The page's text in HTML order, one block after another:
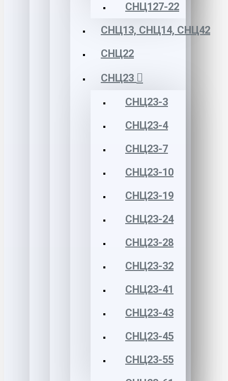
СНЦ127-22
СНЦ13, СНЦ14, СНЦ42
СНЦ22
СНЦ23
СНЦ23-3
СНЦ23-4
СНЦ23-7
СНЦ23-10
СНЦ23-19
СНЦ23-24
СНЦ23-28
СНЦ23-32
СНЦ23-41
СНЦ23-43
СНЦ23-45
СНЦ23-55